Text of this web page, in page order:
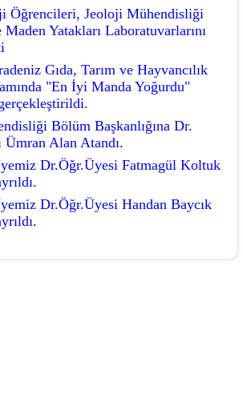
Öğrencileri, Jeoloji Mühendisliği
Yatakları Laboratuvarlarını
Gıda, Tarım ve Hayvancılık
"En İyi Manda Yoğurdu"
Bölüm Başkanlığına Dr.
Ümran Alan Atandı.
Dr.Öğr.Üyesi Fatmagül Koltuk
Dr.Öğr.Üyesi Handan Baycık